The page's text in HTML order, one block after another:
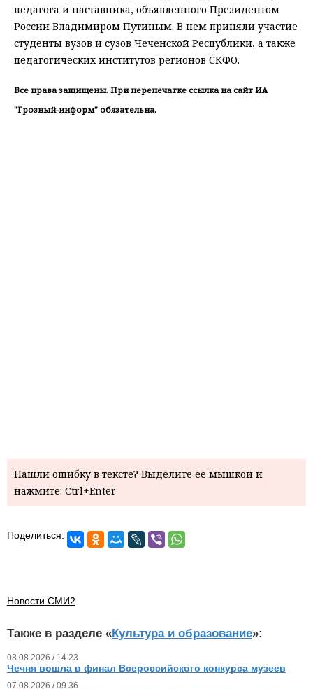
педагога и наставника, объявленного Президентом
России Владимиром Путиным. В нем приняли участие
студенты вузов и сузов Чеченской Республики, а также
педагогических институтов регионов СКФО.
Все права защищены. При перепечатке ссылка на сайт ИА
"Грозный-информ" обязательна.
Нашли ошибку в тексте? Выделите ее мышкой и
нажмите: Ctrl+Enter
Поделиться:
Новости СМИ2
Также в разделе «Культура и образование»:
08.08.2026 / 14.23
Чечня вошла в финал Всероссийского конкурса музеев
07.08.2026 / 09.36